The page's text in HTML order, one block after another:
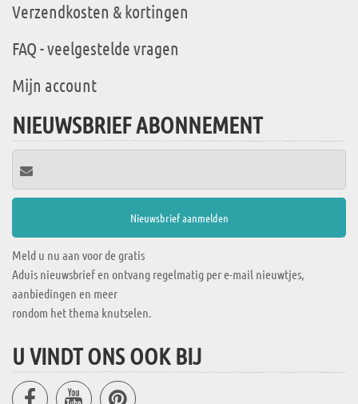
Verzendkosten & kortingen
FAQ - veelgestelde vragen
Mijn account
NIEUWSBRIEF ABONNEMENT
Meld u nu aan voor de gratis
Aduis nieuwsbrief en ontvang regelmatig per e-mail nieuwtjes,
aanbiedingen en meer
rondom het thema knutselen.
U VINDT ONS OOK BIJ